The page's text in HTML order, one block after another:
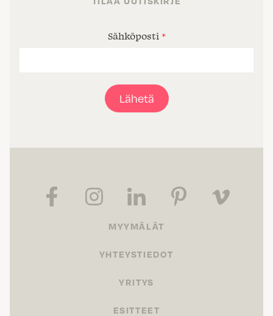
Sähköposti *
Lähetä
MYYMÄLÄT
YHTEYSTIEDOT
YRITYS
ESITTEET